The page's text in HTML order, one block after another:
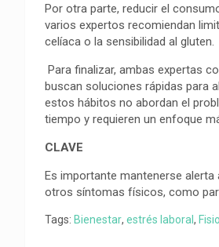
Por otra parte, reducir el
varios expertos recomiendan
celíaca o la sensibilidad al gluten.
Para finalizar, ambas expertas
buscan soluciones rápidas para
estos hábitos no abordan el
tiempo y requieren un enfoque
CLAVE
Es importante mantenerse
otros síntomas físicos, como
Tags: Bienestar, estrés laboral ,